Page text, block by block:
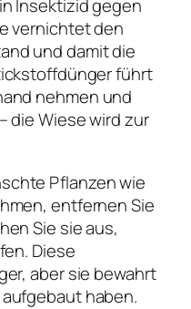
Insektizid gegen
vernichtet den
und damit die
führt
nehmen und
die Wiese wird zur
Pflanzen wie
entfernen Sie
Sie sie aus,
Diese
aber sie bewahrt
haben.